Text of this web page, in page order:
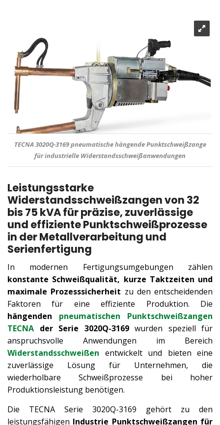
TECNA 3020Q-3169 pneumatische hängende Punktschweißzange
für industrielle Widerstandsschweißanwendungen
Leistungsstarke
Widerstandsschweißzangen von 32
bis 75 kVA für präzise, zuverlässige
und effiziente Punktschweißprozesse
in der Metallverarbeitung und
Serienfertigung
In modernen Fertigungsumgebungen zählen
konstante Schweißqualität, kurze Taktzeiten und
maximale Prozesssicherheit zu den entscheidenden
Faktoren für eine effiziente Produktion. Die
hängenden pneumatischen Punktschweißzangen
TECNA der Serie 3020Q-3169wurden speziell für
anspruchsvolle Anwendungen im Bereich
Widerstandsschweißen entwickelt und bieten eine
zuverlässige Lösung für Unternehmen, die
wiederholbare Schweißprozesse bei hoher
Produktionsleistung benötigen.
Die TECNA Serie 3020Q-3169 gehört zu den
leistungsfähigen Industrie Punktschweißzangen für